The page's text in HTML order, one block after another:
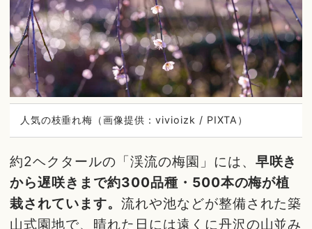
人気の枝垂れ梅（画像提供：vivioizk / PIXTA）
約2ヘクタールの「渓流の梅園」には、 早咲き
から遅咲きまで約300品種・500本の梅が植
栽されています。 流れや池などが整備された築
山式園地で、晴れた日には遠くに丹沢の山並み